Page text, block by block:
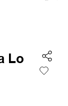
Lo